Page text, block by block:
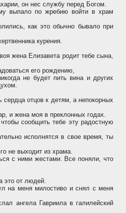
он нес службу перед Богом.
выпало по жребию войти в храм
как это обычно бывало при
курения.
жена Елизавета родит тебе сына,
его рождению,
не будет пить вина и других
отцов к детям, а непокорных
и жена моя в преклонных годах.
сообщить тебе эту радостную
исполнятся в свое время, ты
не выходит из храма.
с ними жестами. Все поняли, что
это от людей.
на меня милостиво и снял с меня
ангела Гавриила в галилейский